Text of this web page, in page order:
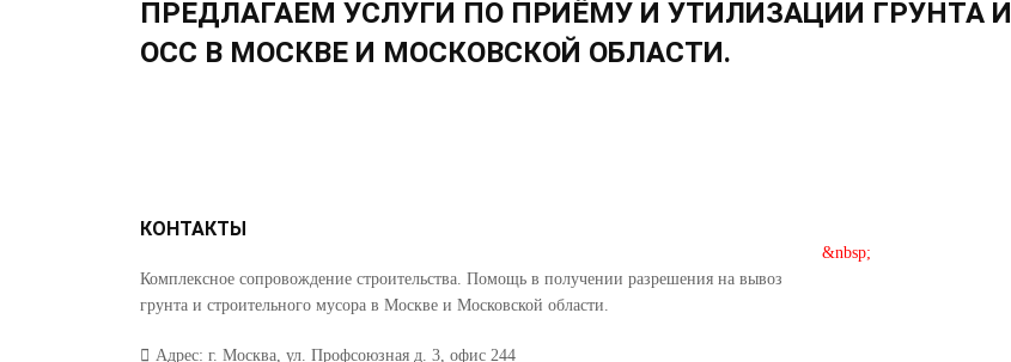
ПРЕДЛАГАЕМ УСЛУГИ ПО ПРИЁМУ И УТИЛИЗАЦИИ ГРУНТА И
ОСС В МОСКВЕ И МОСКОВСКОЙ ОБЛАСТИ.
КОНТАКТЫ
Комплексное сопровождение строительства. Помощь в получении разрешения на вывоз
грунта и строительного мусора в Москве и Московской области.
Адрес: г. Москва, ул. Профсоюзная д. 3, офис 244
&nbsp;